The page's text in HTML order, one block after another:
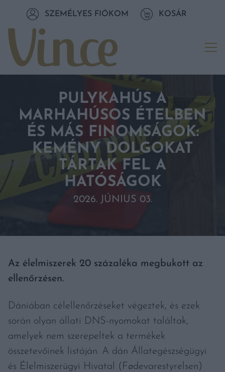
Tovább a tartalomhozSZEMÉLYES FIÓKOM KOSÁR
PULYKAHÚS A
MARHAHÚSOS ÉTELBEN
ÉS MÁS FINOMSÁGOK:
KEMÉNY DOLGOKAT
TÁRTAK FEL A
HATÓSÁGOK
2026. JÚNIUS 03.
Az élelmiszerek 20 százaléka megbukott az
ellenőrzésen.
Dániában célellenőrzéseket végeztek, és ezek
során olyan állati DNS-nyomokat találtak,
amelyek nem szerepeltek a termékek
összetevőinek listáján. A dán Állategészségügyi
és Élelmiszerügyi Hivatal (Fødevarestyrelsen)